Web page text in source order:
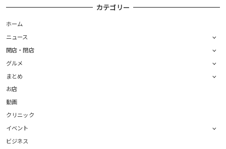
カテゴリー
ホーム
ニュース
開店・閉店
グルメ
まとめ
お店
動画
クリニック
イベント
ビジネス